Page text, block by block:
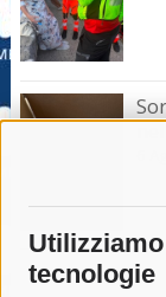
tecnologie